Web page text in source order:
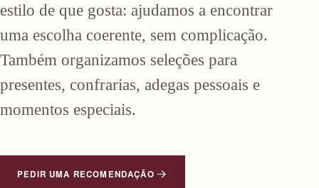
estilo de que gosta: ajudamos a encontrar
uma escolha coerente, sem complicação.
Também organizamos seleções para
presentes, confrarias, adegas pessoais e
momentos especiais.
PEDIR UMA RECOMENDAÇÃO